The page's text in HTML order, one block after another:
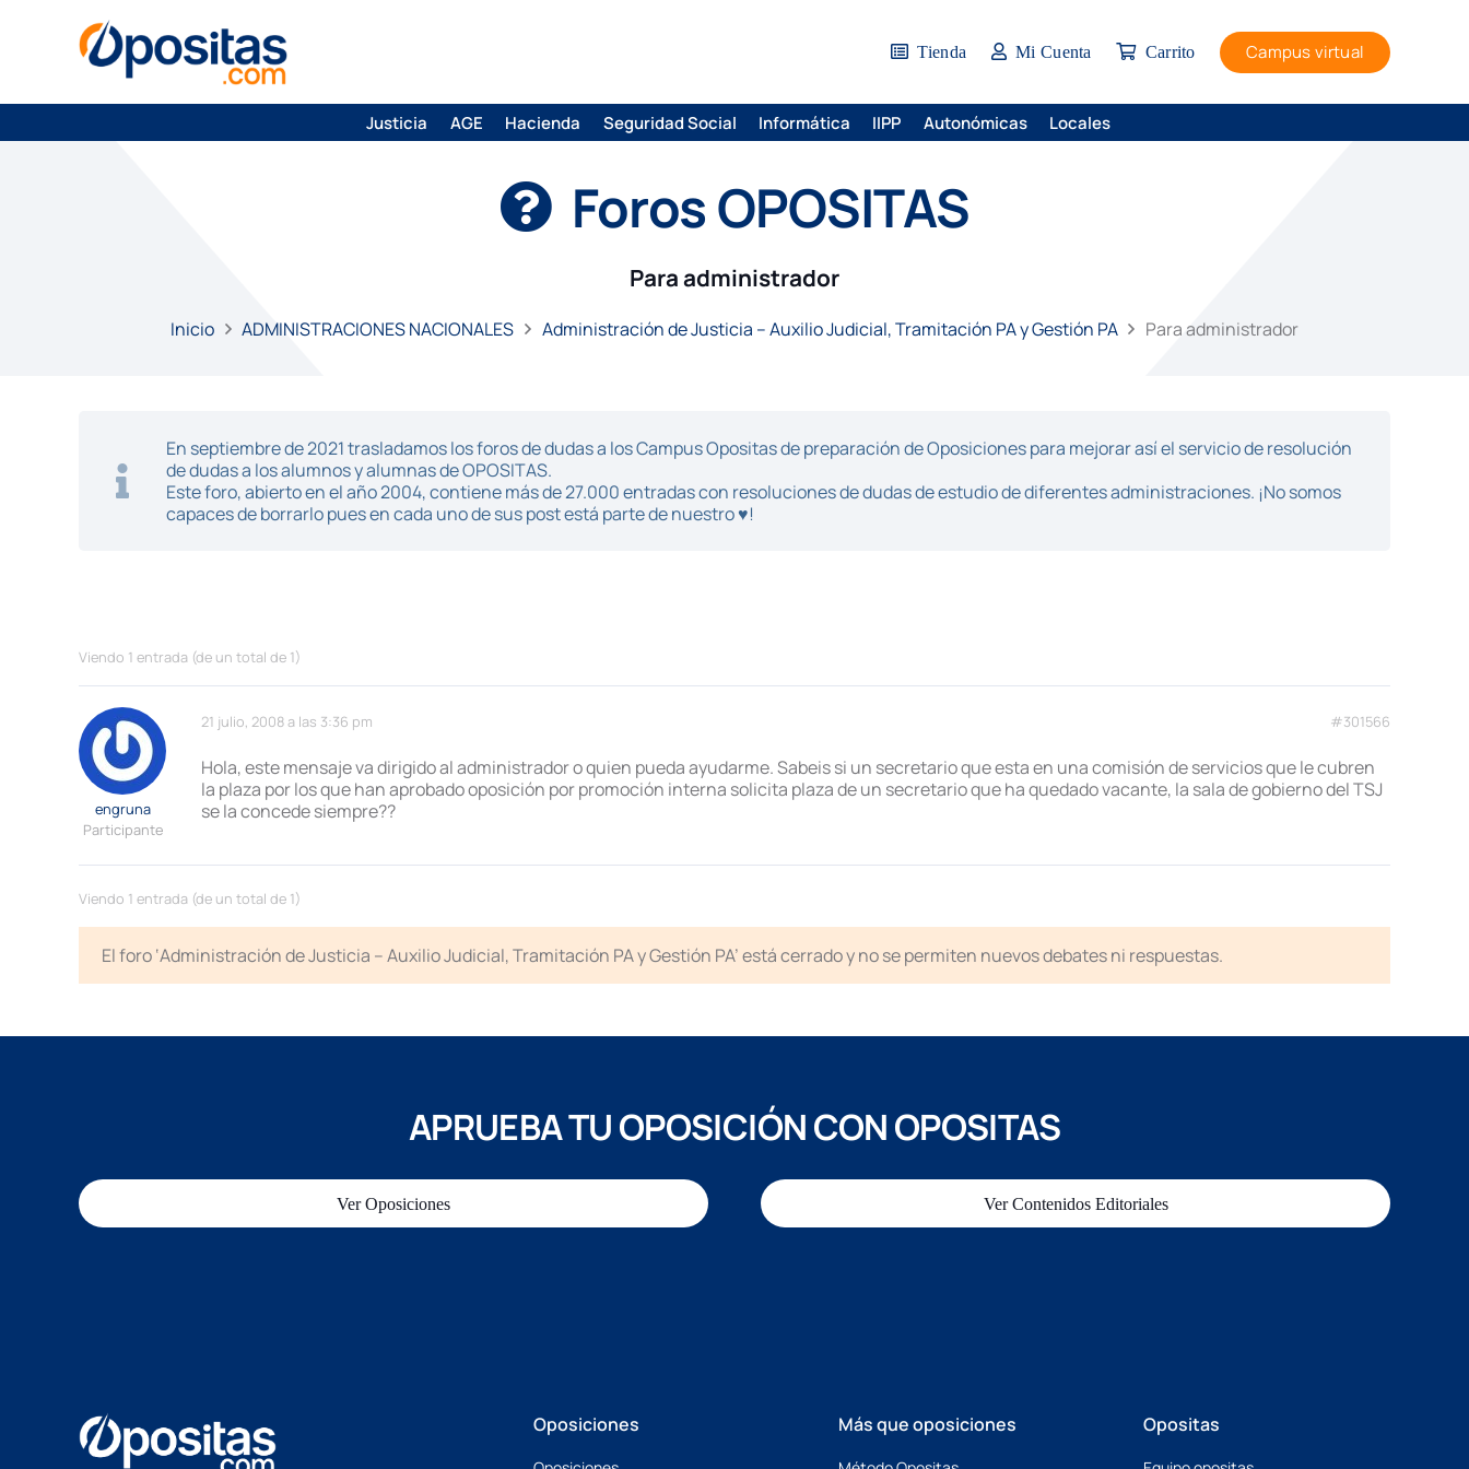
Tienda Mi Cuenta Carrito Campus virtual
Justicia AGE Hacienda Seguridad Social Informática IIPP Autonómicas Locales
Foros OPOSITAS
Para administrador
Inicio ADMINISTRACIONES NACIONALES Administración de Justicia – Auxilio Judicial, Tramitación PA y Gestión PA Para administrador
En septiembre de 2021 trasladamos los foros de dudas a los Campus Opositas de preparación de Oposiciones para mejorar así el servicio de resolución
de dudas a los alumnos y alumnas de OPOSITAS.
Este foro, abierto en el año 2004, contiene más de 27.000 entradas con resoluciones de dudas de estudio de diferentes administraciones. ¡No somos
capaces de borrarlo pues en cada uno de sus post está parte de nuestro ♥!
Viendo 1 entrada (de un total de 1)
21 julio, 2008 a las 3:36 pm #301566
engruna
Participante
Hola, este mensaje va dirigido al administrador o quien pueda ayudarme. Sabeis si un secretario que esta en una comisión de servicios que le cubren
la plaza por los que han aprobado oposición por promoción interna solicita plaza de un secretario que ha quedado vacante, la sala de gobierno del TSJ
se la concede siempre??
Viendo 1 entrada (de un total de 1)
El foro ‘Administración de Justicia – Auxilio Judicial, Tramitación PA y Gestión PA’ está cerrado y no se permiten nuevos debates ni respuestas.
APRUEBA TU OPOSICIÓN CON OPOSITAS
Ver Oposiciones Ver Contenidos Editoriales
Oposiciones Más que oposiciones Opositas